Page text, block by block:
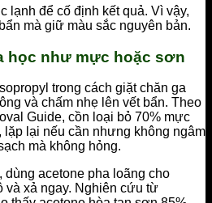
lạnh để cố định kết quả. Vì vậy,
mà giữ màu sắc nguyên bản.
học như mực hoặc sơn
trong cách giặt chăn ga
và chấm nhẹ lên vết bẩn. Theo
Guide, cồn loại bỏ 70% mực
lặp lại nếu cần nhưng không ngâm
mà không hỏng.
dùng acetone pha loãng cho
và xả ngay. Nghiên cứu từ